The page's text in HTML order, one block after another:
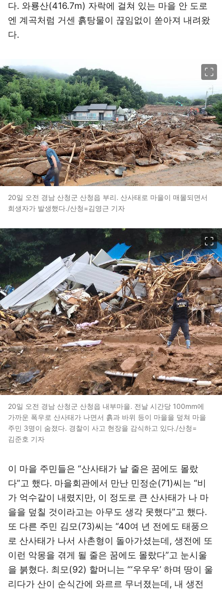
다. 와룡산(416.7m) 자락에 걸쳐 있는 마을 안 도로
엔 계곡처럼 거센 흙탕물이 끊임없이 쏟아져 내려왔
다.
20일 오전 경남 산청군 산청읍 부리. 산사태로 마을이 매몰되면서
희생자가 발생했다./산청=김영근 기자
20일 오전 경남 산청군 산청읍 내부마을. 전날 시간당 100mm에
가까운 폭우로 산사태가 나면서 흙과 바위 등이 마을을 덮쳐 마을
주민 3명이 숨졌다. 경찰이 사고 현장을 감식하고 있다./산청=
김준호 기자
이 마을 주민들은 “산사태가 날 줄은 꿈에도 몰랐
다”고 했다. 마을회관에서 만난 민정순(71)씨는 “비
가 억수같이 내렸지만, 이 정도로 큰 산사태가 나 마
을을 덮칠 것이라고는 아무도 생각 못했다”고 했다.
또 다른 주민 김모(73)씨는 “40여 년 전에도 태풍으
로 산사태가 나서 사촌형이 돌아가셨는데, 생전에 또
이런 악몽을 겪게 될 줄은 꿈에도 몰랐다”고 눈시울
을 붉혔다. 최모(92) 할머니는 “‘우우우’ 하며 땅이 울
리다가 산이 순식간에 와르르 무너졌는데, 내 생전